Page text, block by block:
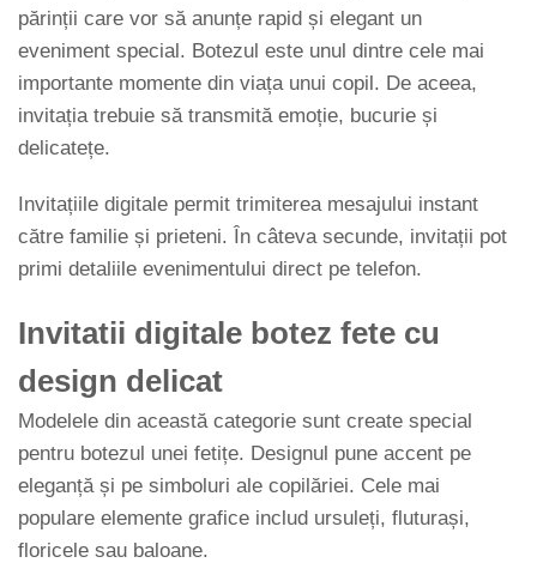
părinții care vor să anunțe rapid și elegant un
eveniment special. Botezul este unul dintre cele mai
importante momente din viața unui copil. De aceea,
invitația trebuie să transmită emoție, bucurie și
delicatețe.
Invitațiile digitale permit trimiterea mesajului instant
către familie și prieteni. În câteva secunde, invitații pot
primi detaliile evenimentului direct pe telefon.
Invitatii digitale botez fete cu
design delicat
Modelele din această categorie sunt create special
pentru botezul unei fetițe. Designul pune accent pe
eleganță și pe simboluri ale copilăriei. Cele mai
populare elemente grafice includ ursuleți, fluturași,
floricele sau baloane.